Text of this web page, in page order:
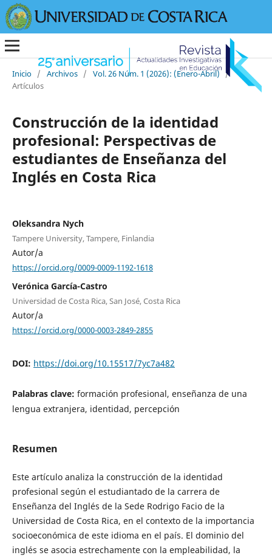
Inicio / Archivos / Vol. 26 Núm. 1 (2026): (Enero-Abril) /
Artículos
Construcción de la identidad
profesional: Perspectivas de
estudiantes de Enseñanza del
Inglés en Costa Rica
Oleksandra Nych
Tampere University, Tampere, Finlandia
Autor/a
https://orcid.org/0009-0009-1192-1618
Verónica García-Castro
Universidad de Costa Rica, San José, Costa Rica
Autor/a
https://orcid.org/0000-0003-2849-2855
DOI: https://doi.org/10.15517/7yc7a482
Palabras clave: formación profesional, enseñanza de una
lengua extranjera, identidad, percepción
Resumen
Este artículo analiza la construcción de la identidad
profesional según el estudiantado de la carrera de
Enseñanza del Inglés de la Sede Rodrigo Facio de la
Universidad de Costa Rica, en el contexto de la importancia
socioeconómica de este idioma en el país. El dominio del
inglés se asocia estrechamente con la empleabilidad, la